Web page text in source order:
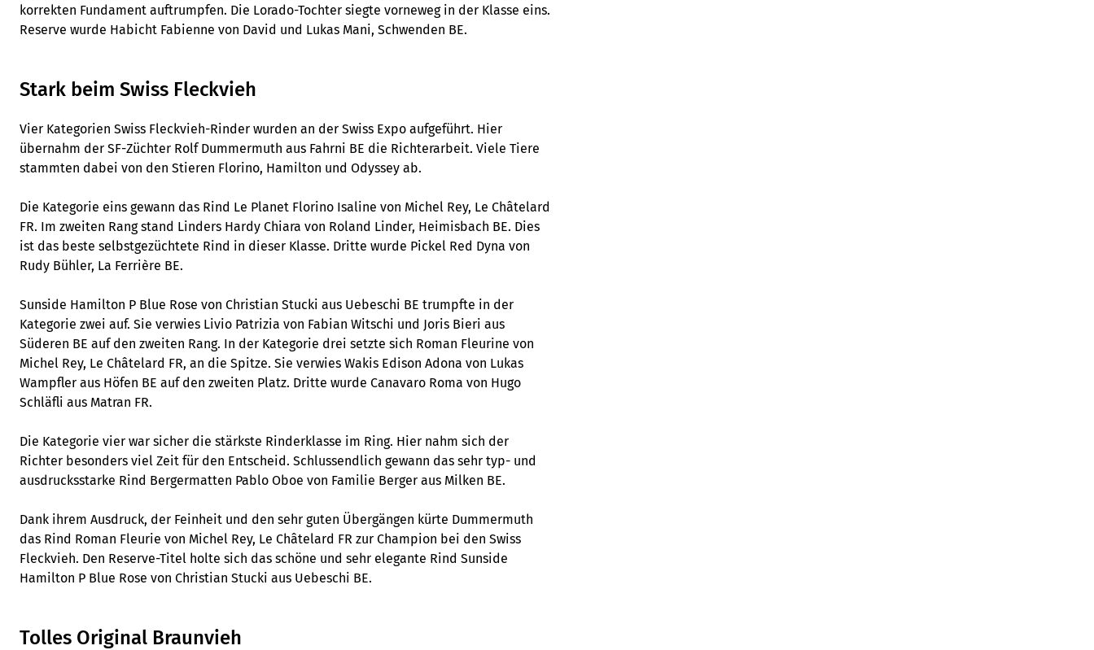
korrekten Fundament auftrumpfen. Die Lorado-Tochter siegte vorneweg in der Klasse eins.
Reserve wurde Habicht Fabienne von David und Lukas Mani, Schwenden BE.
Stark beim Swiss Fleckvieh
Vier Kategorien Swiss Fleckvieh-Rinder wurden an der Swiss Expo aufgeführt. Hier
übernahm der SF-Züchter Rolf Dummermuth aus Fahrni BE die Richterarbeit. Viele Tiere
stammten dabei von den Stieren Florino, Hamilton und Odyssey ab.
Die Kategorie eins gewann das Rind Le Planet Florino Isaline von Michel Rey, Le Châtelard
FR. Im zweiten Rang stand Linders Hardy Chiara von Roland Linder, Heimisbach BE. Dies
ist das beste selbstgezüchtete Rind in dieser Klasse. Dritte wurde Pickel Red Dyna von
Rudy Bühler, La Ferrière BE.
Sunside Hamilton P Blue Rose von Christian Stucki aus Uebeschi BE trumpfte in der
Kategorie zwei auf. Sie verwies Livio Patrizia von Fabian Witschi und Joris Bieri aus
Süderen BE auf den zweiten Rang. In der Kategorie drei setzte sich Roman Fleurine von
Michel Rey, Le Châtelard FR, an die Spitze. Sie verwies Wakis Edison Adona von Lukas
Wampfler aus Höfen BE auf den zweiten Platz. Dritte wurde Canavaro Roma von Hugo
Schläfli aus Matran FR.
Die Kategorie vier war sicher die stärkste Rinderklasse im Ring. Hier nahm sich der
Richter besonders viel Zeit für den Entscheid. Schlussendlich gewann das sehr typ- und
ausdrucksstarke Rind Bergermatten Pablo Oboe von Familie Berger aus Milken BE.
Dank ihrem Ausdruck, der Feinheit und den sehr guten Übergängen kürte Dummermuth
das Rind Roman Fleurie von Michel Rey, Le Châtelard FR zur Champion bei den Swiss
Fleckvieh. Den Reserve-Titel holte sich das schöne und sehr elegante Rind Sunside
Hamilton P Blue Rose von Christian Stucki aus Uebeschi BE.
Tolles Original Braunvieh